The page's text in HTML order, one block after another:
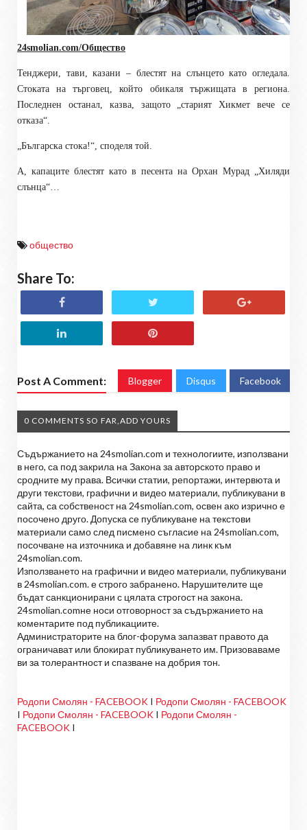
24smolian.com/Общество
Тенджери, тави, казани – блестят на слънцето като огледала.
Стоката на търговец, който обикаля тържищата в региона.
Последнен останал, казва, защото „старият Хикмет вече се
отказа“.
„Българска стока!“, споделя той.
А, капаците блестят като в песента на Орхан Мурад „Хиляди
слънца“…
общество
Share To:
Post A Comment: Blogger Disqus Facebook
0 COMMENTS SO FAR,ADD YOURS
Съдържанието на 24smolian.com и технологиите, използвани
в него, са под закрила на Закона за авторското право и
сродните му права. Всички статии, репортажи, интервюта и
други текстови, графични и видео материали, публикувани в
сайта, са собственост на 24smolian.com, освен ако изрично е
посочено друго. Допуска се публикуване на текстови
материали само след писмено съгласие на 24smolian.com,
посочване на източника и добавяне на линк към
24smolian.com.
Използването на графични и видео материали, публикувани
в 24smolian.com. е строго забранено. Нарушителите ще
бъдат санкционирани с цялата строгост на закона.
24smolian.comне носи отговорност за съдържанието на
коментарите под публикациите.
Администраторите на блог-форума запазват правото да
ограничават или блокират публикуването им. Призоваваме
ви за толерантност и спазване на добрия тон.
Родопи Смолян - FACEBOOK I Родопи Смолян - FACEBOOK
I Родопи Смолян - FACEBOOK I Родопи Смолян -
FACEBOOK I